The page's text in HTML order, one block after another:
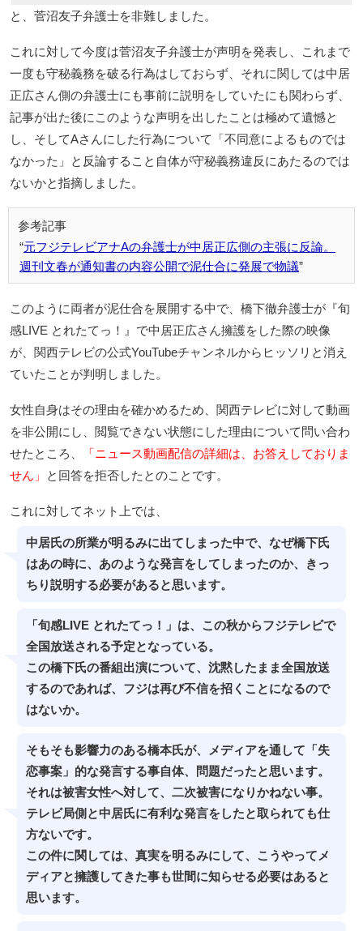
と、菅沼友子弁護士を非難しました。
これに対して今度は菅沼友子弁護士が声明を発表し、これまで
一度も守秘義務を破る行為はしておらず、それに関しては中居
正広さん側の弁護士にも事前に説明をしていたにも関わらず、
記事が出た後にこのような声明を出したことは極めて遺憾と
し、そしてAさんにした行為について「不同意によるものでは
なかった」と反論すること自体が守秘義務違反にあたるのでは
ないかと指摘しました。
元フジテレビアナAの弁護士が中居正広側の主張に反論。
週刊文春が通知書の内容公開で泥仕合に発展で物議
このように両者が泥仕合を展開する中で、橋下徹弁護士が『旬
感LIVE とれたてっ！』で中居正広さん擁護をした際の映像
が、関西テレビの公式YouTubeチャンネルからヒッソリと消え
ていたことが判明しました。
女性自身はその理由を確かめるため、関西テレビに対して動画
を非公開にし、閲覧できない状態にした理由について問い合わ
せたところ、
「ニュース動画配信の詳細は、お答えしておりま
せん」
と回答を拒否したとのことです。
これに対してネット上では、
中居氏の所業が明るみに出てしまった中で、なぜ橋下氏
はあの時に、あのような発言をしてしまったのか、きっ
ちり説明する必要があると思います。
「旬感LIVE とれたてっ！」は、この秋からフジテレビで
全国放送される予定となっている。
この橋下氏の番組出演について、沈黙したまま全国放送
するのであれば、フジは再び不信を招くことになるので
はないか。
そもそも影響力のある橋本氏が、メディアを通して「失
恋事案」的な発言する事自体、問題だったと思います。
それは被害女性へ対して、二次被害になりかねない事。
テレビ局側と中居氏に有利な発言をしたと取られても仕
方ないです。
この件に関しては、真実を明るみにして、こうやってメ
ディアと擁護してきた事も世間に知らせる必要はあると
思います。